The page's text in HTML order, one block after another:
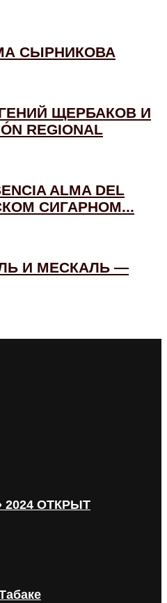
СЫРНИКОВА
ЩЕРБАКОВ И
REGIONAL
ALMA DEL
СИГАРНОМ...
И МЕСКАЛЬ —
ОТКРЫТ